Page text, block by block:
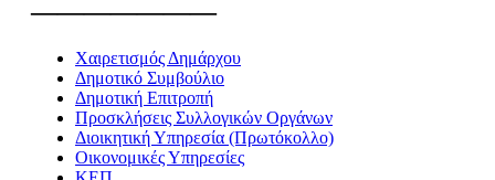
———————
Χαιρετισμός Δημάρχου
Δημοτικό Συμβούλιο
Δημοτική Επιτροπή
Προσκλήσεις Συλλογικών Οργάνων
Διοικητική Υπηρεσία (Πρωτόκολλο)
Οικονομικές Υπηρεσίες